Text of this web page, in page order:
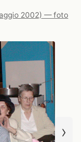
2002) — foto
›